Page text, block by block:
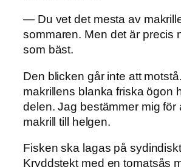
— Du vet det mesta av
sommaren. Men det är precis
som bäst.
Den blicken går inte att
makrillens blanka friska ögon
delen. Jag bestämmer mig för
makrill till helgen.
Fisken ska lagas på
Kryddstekt med en tomatsås